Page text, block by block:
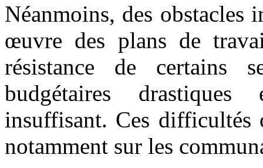
Néanmoins, des obstacles
œuvre des plans de
résistance de certains
budgétaires
insuffisant. Ces difficultés
notamment sur les